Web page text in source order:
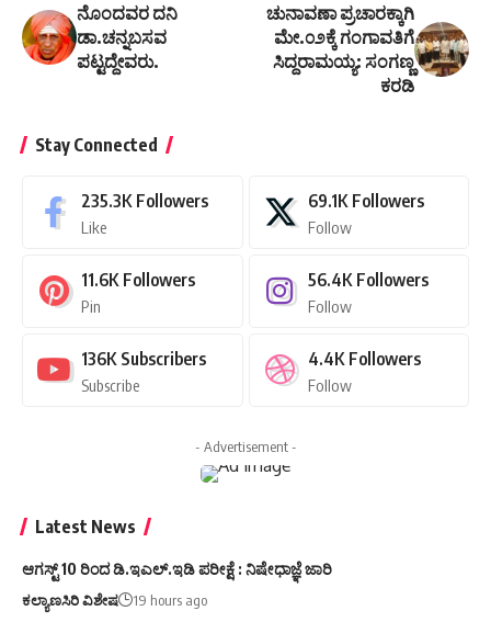
ನೊಂದವರ ದನಿ
ಡಾ.ಚನ್ನಬಸವ
ಪಟ್ಟದ್ದೇವರು.
ಚುನಾವಣಾ ಪ್ರಚಾರಕ್ಕಾಗಿ
ಮೇ.೦೨ಕ್ಕೆ ಗಂಗಾವತಿಗೆ
ಸಿದ್ದರಾಮಯ್ಯ: ಸಂಗಣ್ಣ
ಕರಡಿ
Stay Connected
235.3K Followers
Like
69.1K Followers
Follow
11.6K Followers
Pin
56.4K Followers
Follow
136K Subscribers
Subscribe
4.4K Followers
Follow
- Advertisement -
Latest News
ಆಗಸ್ಟ್ 10 ರಿಂದ ಡಿ.ಇಎಲ್.ಇಡಿ ಪರೀಕ್ಷೆ : ನಿಷೇಧಾಜ್ಞೆ ಜಾರಿ
ಕಲ್ಯಾಣಸಿರಿ ವಿಶೇಷ 19 hours ago